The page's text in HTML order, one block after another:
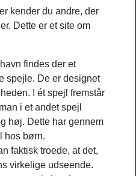
kender du andre, der
Dette er et site om
findes der et
spejle. De er designet
I ét spejl fremstår
i et andet spejl
høj. Dette har gennem
hos børn.
faktisk troede, at det,
virkelige udseende.